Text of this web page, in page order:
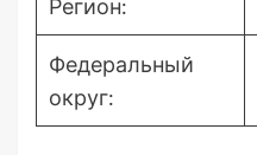
Регион:
Федеральный
округ: